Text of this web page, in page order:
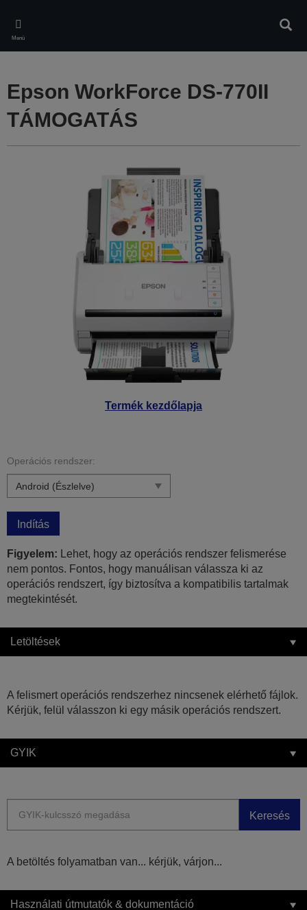
main
content
Menü
Termék kezdőlapja
Epson WorkForce DS-770II
TÁMOGATÁS
Operációs rendszer:
Indítás
Figyelem: Lehet, hogy az operációs rendszer felismerése
nem pontos. Fontos, hogy manuálisan válassza ki az
operációs rendszert, így biztosítva a kompatibilis tartalmak
megtekintését.
Letöltések
A felismert operációs rendszerhez nincsenek elérhető fájlok.
Kérjük, felül válasszon ki egy másik operációs rendszert.
GYIK
Keresés
A betöltés folyamatban van... kérjük, várjon...
Használati útmutatók & dokumentáció